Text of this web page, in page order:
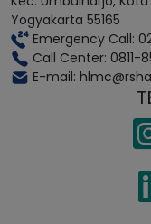
Yogyakarta 55165
Emergency Call:
Call Center: 0811-
E-mail: